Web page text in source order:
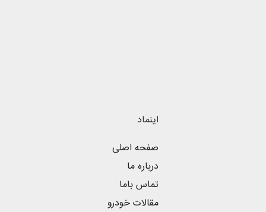
اینماد
صفحه اصلی
درباره ما
تماس باما
مقالات خودرو